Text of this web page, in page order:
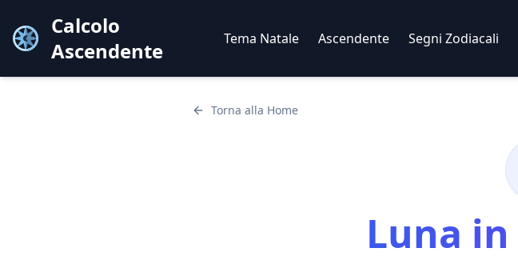
Calcolo
Ascendente
Tema Natale Ascendente Segni Zodiacali
Torna alla Home
Luna in